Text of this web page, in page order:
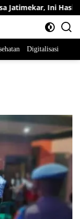
Ini Hasil
Digitalisasi